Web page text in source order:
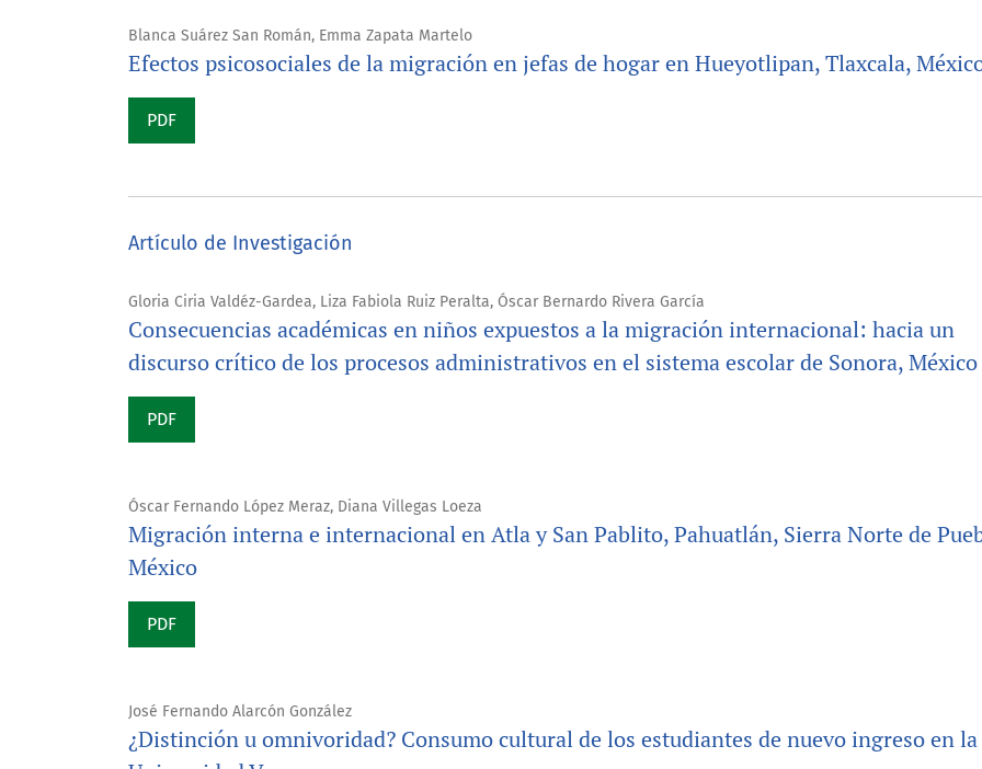
Blanca Suárez San Román, Emma Zapata Martelo
Efectos psicosociales de la migración en jefas de hogar en Hueyotlipan, Tlaxcala,
PDF
Artículo de Investigación
Gloria Ciria Valdéz-Gardea, Liza Fabiola Ruiz Peralta, Óscar Bernardo Rivera García
Consecuencias académicas en niños expuestos a la migración internacional: hacia un
discurso crítico de los procesos administrativos en el sistema escolar de Sonora, México
PDF
Óscar Fernando López Meraz, Diana Villegas Loeza
Migración interna e internacional en Atla y San Pablito, Pahuatlán, Sierra Norte de
México
PDF
José Fernando Alarcón González
¿Distinción u omnivoridad? Consumo cultural de los estudiantes de nuevo ingreso en la